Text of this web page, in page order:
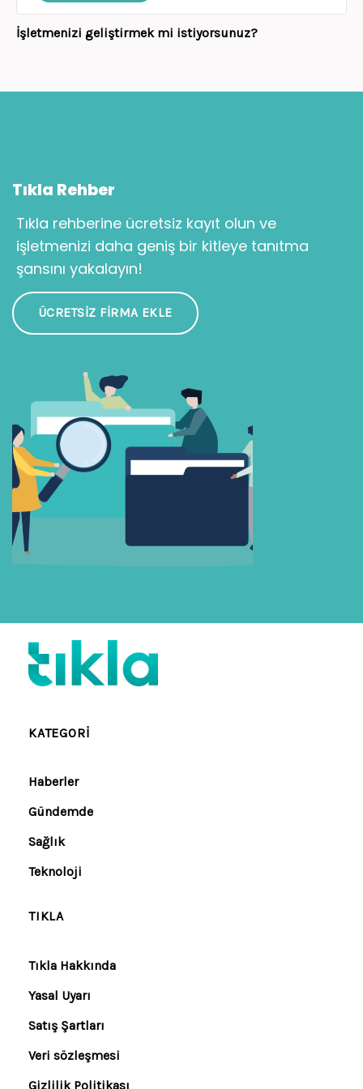
İşletmenizi geliştirmek mi istiyorsunuz?
Tıkla Rehber
Tıkla rehberine ücretsiz kayıt olun ve
işletmenizi daha geniş bir kitleye tanıtma
şansını yakalayın!
ÜCRETSIZ FIRMA EKLE
KATEGORI
Haberler
Gündemde
Sağlık
Teknoloji
TIKLA
Tıkla Hakkında
Yasal Uyarı
Satış Şartları
Veri sözleşmesi
Gizlilik Politikası
Beni Hatırla
Parolanızı mı unuttunuz?